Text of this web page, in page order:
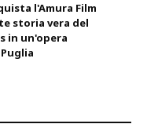
l'Amura Film
storia vera del
in un'opera